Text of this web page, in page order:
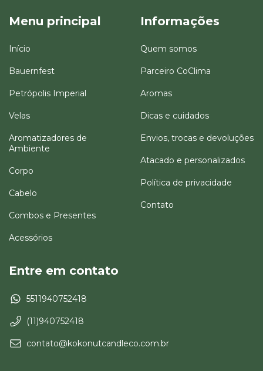
Menu principal
Início
Bauernfest
Petrópolis Imperial
Velas
Aromatizadores de
Ambiente
Corpo
Cabelo
Combos e Presentes
Acessórios
Informações
Quem somos
Parceiro CoClima
Aromas
Dicas e cuidados
Envios, trocas e devoluções
Atacado e personalizados
Política de privacidade
Contato
Entre em contato
5511940752418
(11)940752418
contato@kokonutcandleco.com.br